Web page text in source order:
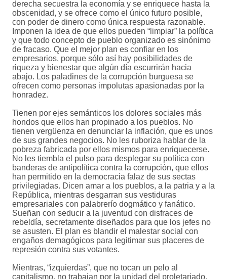
derecha secuestra la economía y se enriquece hasta la
obscenidad, y se ofrece como el único futuro posible,
con poder de dinero como única respuesta razonable.
Imponen la idea de que ellos pueden “limpiar” la política
y que todo concepto de pueblo organizado es sinónimo
de fracaso. Que el mejor plan es confiar en los
empresarios, porque sólo así hay posibilidades de
riqueza y bienestar que algún día escurrirán hacia
abajo. Los paladines de la corrupción burguesa se
ofrecen como personas impolutas apasionadas por la
honradez.
Tienen por ejes semánticos los dolores sociales más
hondos que ellos han propinado a los pueblos. No
tienen vergüenza en denunciar la inflación, que es unos
de sus grandes negocios. No les ruboriza hablar de la
pobreza fabricada por ellos mismos para enriquecerse.
No les tiembla el pulso para desplegar su política con
banderas de antipolítica contra la corrupción, que ellos
han permitido en la democracia falaz de sus sectas
privilegiadas. Dicen amar a los pueblos, a la patria y a la
República, mientras desgarran sus vestiduras
empresariales con palabrerío dogmático y fanático.
Sueñan con seducir a la juventud con disfraces de
rebeldía, secretamente diseñados para que los jefes no
se asusten. El plan es blandir el malestar social con
engaños demagógicos para legitimar sus placeres de
represión contra sus votantes.
Mientras, “izquierdas”, que no tocan un pelo al
capitalismo, no trabajan por la unidad del proletariado,